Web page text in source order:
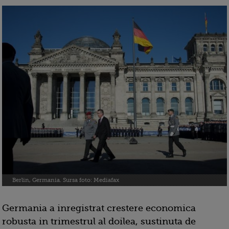
Berlin, Germania. Sursa foto: Mediafax
Germania a inregistrat crestere economica
robusta in trimestrul al doilea, sustinuta de